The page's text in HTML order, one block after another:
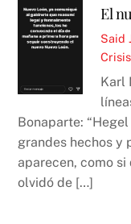
El
Said
Karl
Bonaparte:
grandes hechos y
aparecen, como si
olvidó de […]